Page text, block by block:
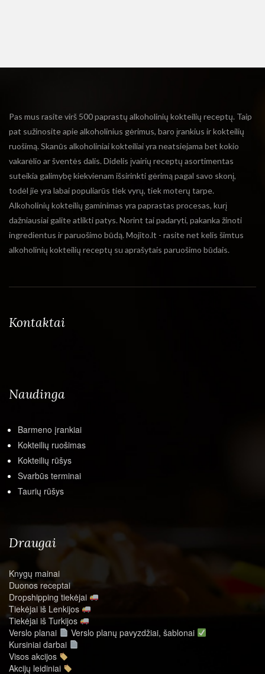
Pas mus rasite virš 500 paprastų alkoholinių kokteilių receptų. Taip
pat sužinosite apie alkoholinius gėrimus, baro įrankius ir kokteilių
ruošimą. Skanūs alkoholiniai kokteiliai yra neatsiejama bet kokio
vakarėlio ar šventės dalis. Didelis įvairių receptų asortimentas
suteikia galimybę kiekvienam išsirinkti gėrimą pagal savo skonį,
todėl jie yra labai populiarūs tiek vyrų, tiek moterų tarpe.
Alkoholinių kokteilių gaminimas yra paprastas procesas, kurį
dažniausiai galite atlikti patys. Norint tai padaryti, pakanka žinoti
ingredientus ir paruošimo būdą. Mojito.lt - rasite net kelis šimtus
alkoholinių kokteilių receptų su aprašytais paruošimo būdais.
Kontaktai
Naudinga
Barmeno įrankiai
Kokteilių ruošimas
Kokteilių rūšys
Svarbūs terminai
Taurių rūšys
Draugai
Knygų mainai
Duonos receptai
Dropshipping tiekėjai
Tiekėjai iš Lenkijos
Tiekėjai iš Turkijos
Verslo planai
Verslo planų pavyzdžiai, šablonai
Kursiniai darbai
Visos akcijos
Akcijų leidiniai